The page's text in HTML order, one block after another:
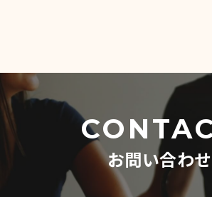
お問い合わせ